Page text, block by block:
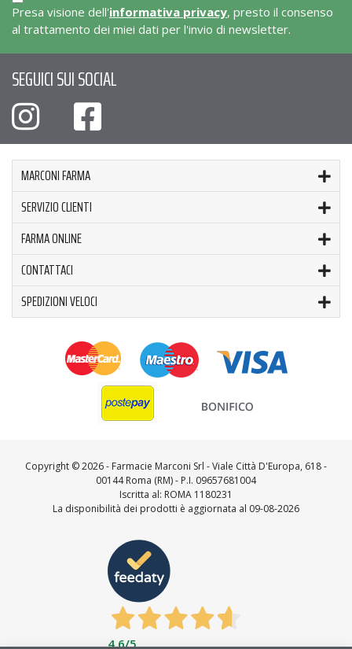
Presa visione dell'informativa privacy, presto il consenso
al trattamento dei miei dati per l'invio di newsletter.
SEGUICI SUI SOCIAL
MARCONI FARMA
SERVIZIO CLIENTI
FARMA ONLINE
CONTATTACI
SPEDIZIONI VELOCI
Copyright ©2026 - Farmacie Marconi Srl - Viale Città D'Europa, 618 -
00144 Roma (RM) - P.I. 09657681004
Iscritta al: ROMA 1180231
La disponibilità dei prodotti è aggiornata al 09-08-2026
4,6/5